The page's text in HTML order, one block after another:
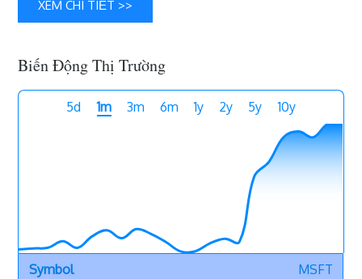
XEM CHI TIẾT >>
Biến Động Thị Trường
5d 1m 3m 6m 1y 2y 5y 10y
MSFT